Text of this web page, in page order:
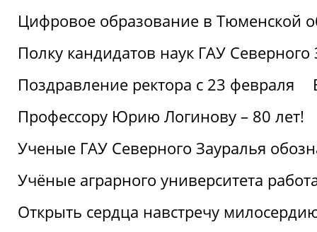
Цифровое образование в Тюменской
Полку кандидатов наук ГАУ
Поздравление ректора с 23 февраля
Профессору Юрию Логинову – 80 лет!
Ученые ГАУ Северного Зауралья
Учёные аграрного университета
Открыть сердца навстречу